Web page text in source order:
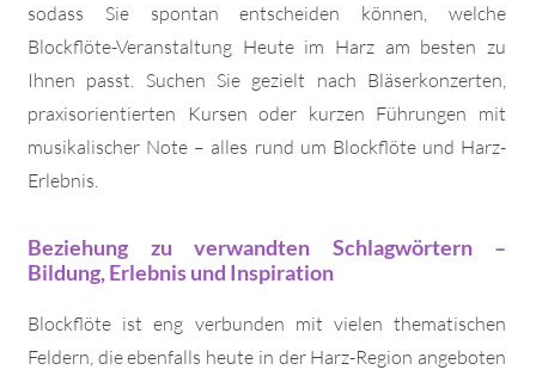
sodass Sie spontan entscheiden können, welche
Blockflöte-Veranstaltung Heute im Harz am besten zu
Ihnen passt. Suchen Sie gezielt nach Bläserkonzerten,
praxisorientierten Kursen oder kurzen Führungen mit
musikalischer Note – alles rund um Blockflöte und Harz-
Erlebnis.
Beziehung zu verwandten Schlagwörtern –
Bildung, Erlebnis und Inspiration
Blockflöte ist eng verbunden mit vielen thematischen
Feldern, die ebenfalls heute in der Harz-Region angeboten